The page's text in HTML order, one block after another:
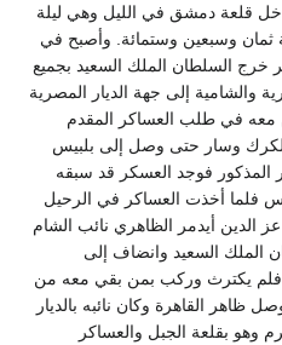
قلعة دمشق في الليل وهي ليلة
وسبعين وستمائة‏.‏ وأصبح في
خرج السلطان الملك السعيد بجميع
إلى جهة الديار المصرية
معه في طلب العساكر المقدم
وسار حتى وصل إلى بلبيس
المذكور فوجد العسكر قد سبقه
فلما أخذت العساكر في الرحيل
الدين أيدمر الظاهري نائب الشام
الملك السعيد وانضاف إلى
فلم يكترث وركب بمن بقي معه من
القاهرة وكان نائبه بالديار
وهو بقلعة الجبل والعساكر